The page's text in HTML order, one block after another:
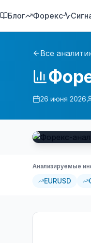
Блог Форекс
Все
26 июня 2026
Анализируемые
EURUSD